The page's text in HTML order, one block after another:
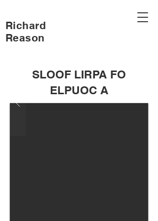
Richard
Reason
SLOOF LIRPA FO
ELPUOC A